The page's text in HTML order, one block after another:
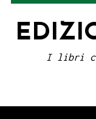
I libri